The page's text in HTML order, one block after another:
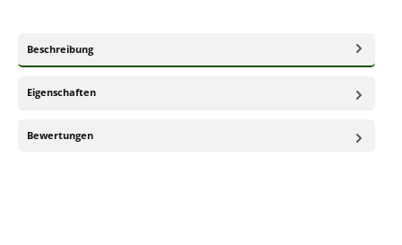
Beschreibung
Eigenschaften
Bewertungen